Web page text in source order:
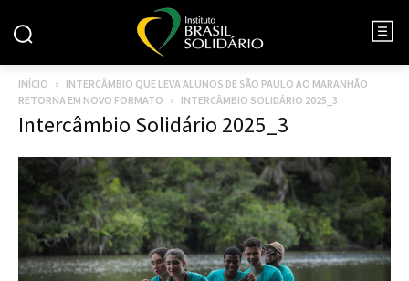
INÍCIO
INTERCÂMBIO QUE LEVA ALUNOS DE SÃO PAULO AO MARANHÃO
RETORNA EM NOVO FORMATO
INTERCÂMBIO SOLIDÁRIO 2025_3
Intercâmbio Solidário 2025_3